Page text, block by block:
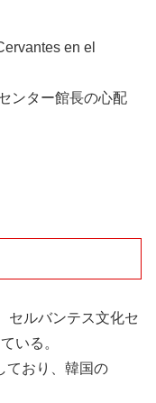
en el
ンター館長の心配
セルバンテス文化セ
いる。
ており、韓国の